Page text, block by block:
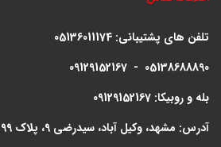
تلفن های پشتیبانی: 05136011174
09129152167 - 05138688890
بله و روبیکا: 09129152167
آدرس: مشهد، وکیل آباد، سیدرضی 9، پلاک 199